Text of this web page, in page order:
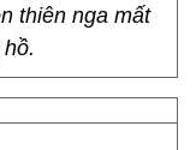
thiên nga mất